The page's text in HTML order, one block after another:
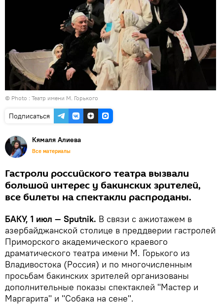
© Photo : Театр имени М. Горького
Подписаться
Кямаля Алиева
Все материалы
Гастроли российского театра вызвали
большой интерес у бакинских зрителей,
все билеты на спектакли распроданы.
БАКУ, 1 июл — Sputnik. В связи с ажиотажем в
азербайджанской столице в преддверии гастролей
Приморского академического краевого
драматического театра имени М. Горького из
Владивостока (Россия) и по многочисленным
просьбам бакинских зрителей организованы
дополнительные показы спектаклей "Мастер и
Маргарита" и "Собака на сене".